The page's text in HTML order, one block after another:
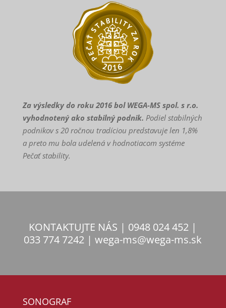
Za výsledky do roku 2016 bol WEGA-MS spol. s r.o.
vyhodnotený ako stabilný podnik. Podiel stabilných
podnikov s 20 ročnou tradíciou predstavuje len 1,8%
a preto mu bola udelená v hodnotiacom systéme
Pečať stability.
KONTAKTUJTE NÁS | 0948 024 452 |
033 774 7242 | wega-ms@wega-ms.sk
SONOGRAF